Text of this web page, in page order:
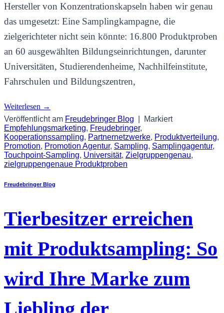
Hersteller von Konzentrationskapseln haben wir genau
das umgesetzt: Eine Samplingkampagne, die
zielgerichteter nicht sein könnte: 16.800 Produktproben
an 60 ausgewählten Bildungseinrichtungen, darunter
Universitäten, Studierendenheime, Nachhilfeinstitute,
Fahrschulen und Bildungszentren,
Weiterlesen →
Veröffentlicht am Freudebringer Blog
Markiert
Empfehlungsmarketing, Freudebringer,
Kooperationssampling, Partnernetzwerke, Produktverteilung,
Promotion, Promotion Agentur, Sampling, Samplingagentur,
Touchpoint-Sampling, Universität, Zielgruppengenau,
zielgruppengenaue Produktproben
Freudebringer Blog
Tierbesitzer erreichen
mit Produktsampling: So
wird Ihre Marke zum